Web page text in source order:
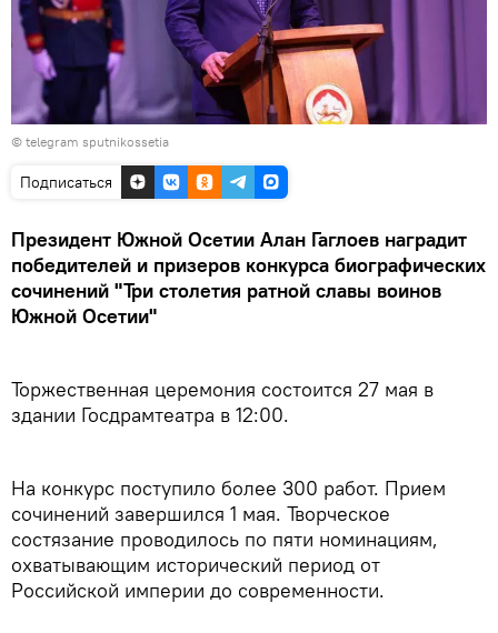
© telegram sputnikossetia
Подписаться
Президент Южной Осетии Алан Гаглоев наградит
победителей и призеров конкурса биографических
сочинений "Три столетия ратной славы воинов
Южной Осетии"
Торжественная церемония состоится 27 мая в
здании Госдрамтеатра в 12:00.⁣⁣⠀
На конкурс поступило более 300 работ. Прием
сочинений завершился 1 мая. Творческое
состязание проводилось по пяти номинациям,
охватывающим исторический период от
Российской империи до современности.⁣⁣⠀